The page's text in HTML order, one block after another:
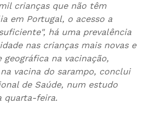
crianças que não têm
em Portugal, o acesso a
há uma prevalência
nas crianças mais novas e
geográfica na vacinação,
vacina do sarampo, conclui
de Saúde, num estudo
quarta-feira.